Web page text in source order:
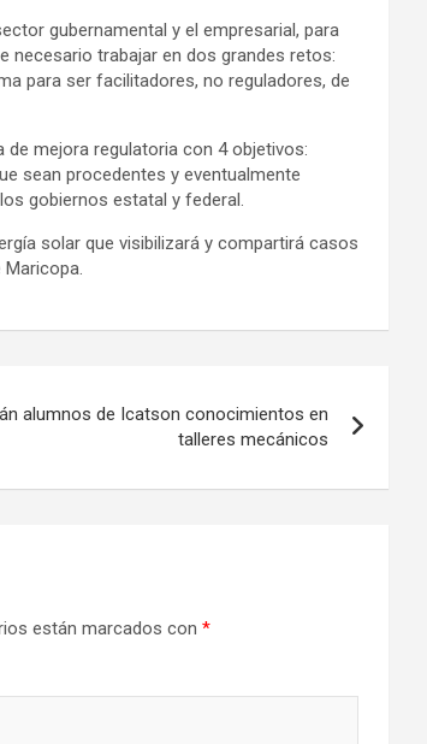
gubernamental y el empresarial, para
necesario trabajar en dos grandes retos:
para ser facilitadores, no reguladores, de
de mejora regulatoria con 4 objetivos:
sean procedentes y eventualmente
gobiernos estatal y federal.
solar que visibilizará y compartirá casos
alumnos de Icatson conocimientos en
talleres mecánicos
están marcados con *